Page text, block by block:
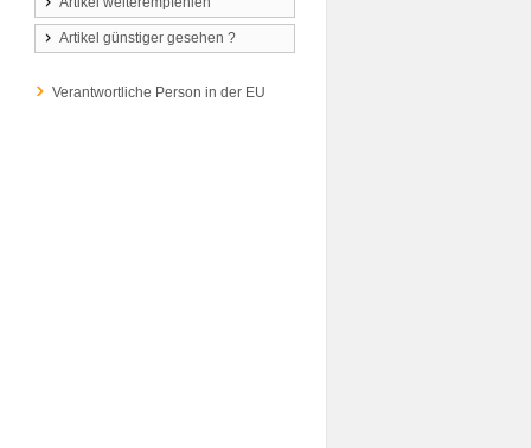
Artikel günstiger gesehen ?
Verantwortliche Person in der EU